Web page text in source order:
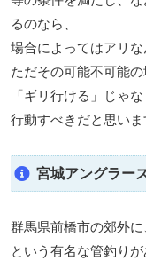
るのなら、
場合によってはアリな
ただその可能不可能
「ギリ行ける」じゃ
行動すべきだと思いま
宮城アングラー
群馬県前橋市の郊外
という有名な管釣りが